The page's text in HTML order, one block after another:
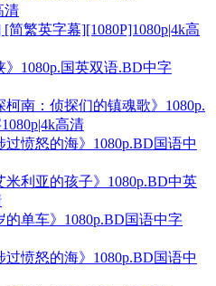
清
简繁英字幕][1080P]1080p|4k高
1080p.国英双语.BD中字
南：侦探们的镇魂歌》1080p.
高清
过愤怒的海》1080p.BD国语中
米利亚的孩子》1080p.BD中英
单车》1080p.BD国语中字
过愤怒的海》1080p.BD国语中